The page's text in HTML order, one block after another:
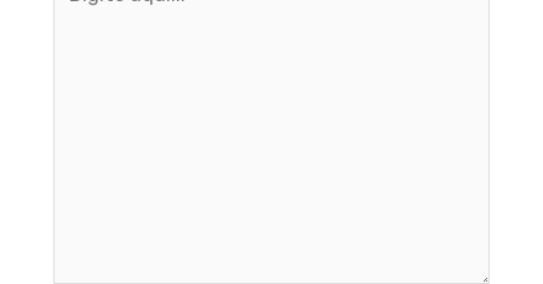
aqui...